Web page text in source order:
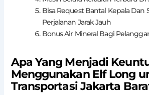
Bisa Request Bantal Kepala
Perjalanan Jarak Jauh
Bonus Air Mineral Bagi
Apa Yang Menjadi
Menggunakan Elf Long
Transportasi Jakarta